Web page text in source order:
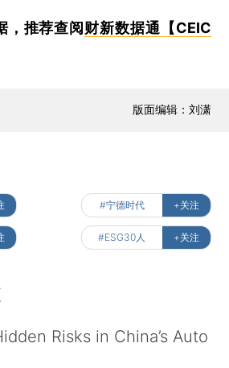
，推荐查阅财新数据通【CEIC
版面编辑：刘潇
#宁德时代 +关注
#ESG30人 +关注
Risks in China’s Auto